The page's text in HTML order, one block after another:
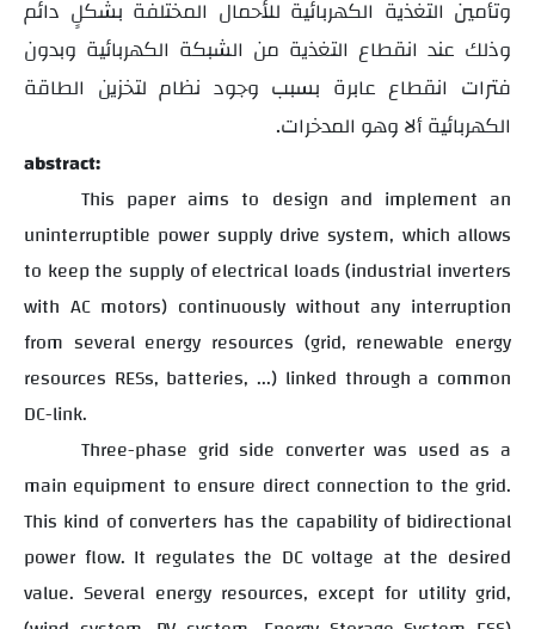
وتأمين التغذية الكهربائية للأحمال المختلفة بشكلٍ دائم
وذلك عند انقطاع التغذية من الشبكة الكهربائية وبدون
فترات انقطاع عابرة بسبب وجود نظام لتخزين الطاقة
الكهربائية ألا وهو المدخرات.
abstract:
This paper aims to design and implement an
uninterruptible power supply drive system, which allows
to keep the supply of electrical loads (industrial inverters
with AC motors) continuously without any interruption
from several energy resources (grid, renewable energy
resources RESs, batteries, ...) linked through a common
DC-link.
Three-phase grid side converter was used ​​as a
main equipment to ensure direct connection to the grid.
This kind of converters has the capability of bidirectional
power flow. It regulates the DC voltage at the desired
value. Several energy resources, except for utility grid,